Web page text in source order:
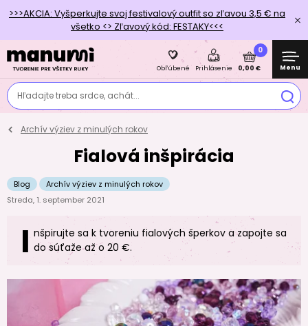
>>>AKCIA: Vyšperkujte svoj festivalový outfit so zľavou 3,5 € na
všetko <> Zľavový kód: FESTAKY<<<
Hľadajte treba srdce, achát...
Obľúbené Prihlásenie
0
0,00 € Menu
Archív výziev z minulých rokov
Fialová inšpirácia
Blog
Archív výziev z minulých rokov
Streda, 1. september 2021
I nšpirujte sa k tvoreniu fialových šperkov a zapojte sa
do súťaže až o 20 €.